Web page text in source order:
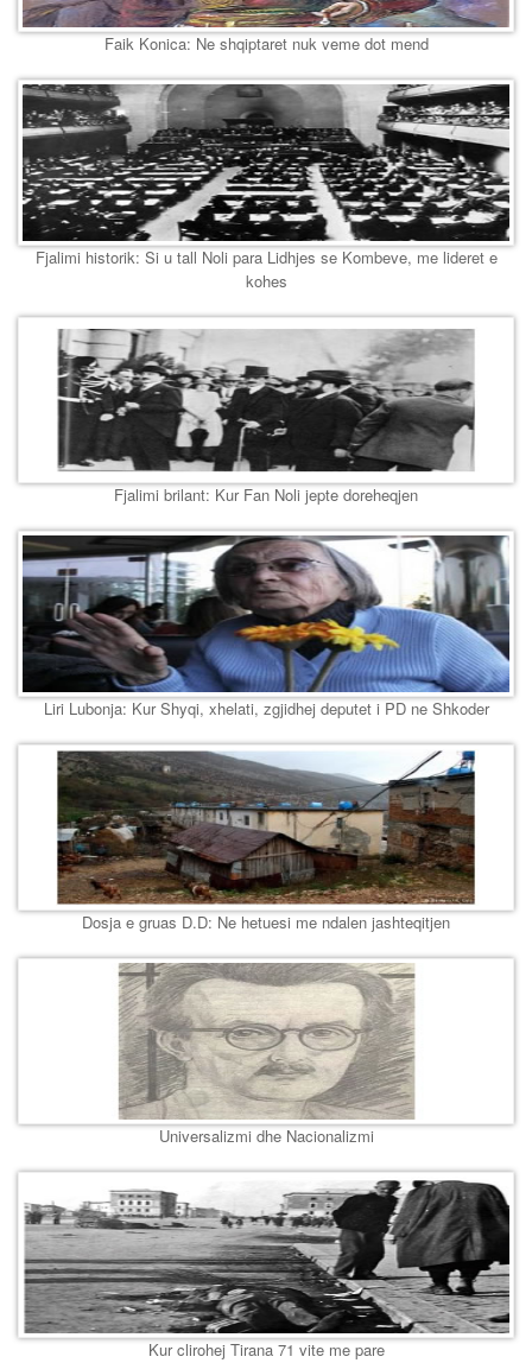
Faik Konica: Ne shqiptaret nuk veme dot mend
Fjalimi historik: Si u tall Noli para Lidhjes se Kombeve, me lideret e
kohes
Fjalimi brilant: Kur Fan Noli jepte doreheqjen
Liri Lubonja: Kur Shyqi, xhelati, zgjidhej deputet i PD ne Shkoder
Dosja e gruas D.D: Ne hetuesi me ndalen jashteqitjen
Universalizmi dhe Nacionalizmi
Kur clirohej Tirana 71 vite me pare